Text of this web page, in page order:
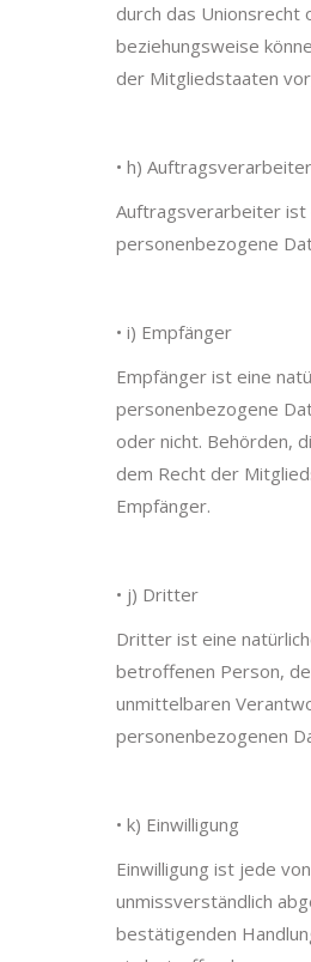
durch das
beziehungsweise
der Mitgliedstaaten
• h) Auftragsverarbeiter
Auftragsverarbeiter ist
personenbezogene
• i) Empfänger
Empfänger ist eine
personenbezogene
oder nicht. Behörden,
dem Recht der
Empfänger.
• j) Dritter
Dritter ist eine
betroffenen Person,
unmittelbaren
personenbezogenen
• k) Einwilligung
Einwilligung ist jede
unmissverständlich
bestätigenden